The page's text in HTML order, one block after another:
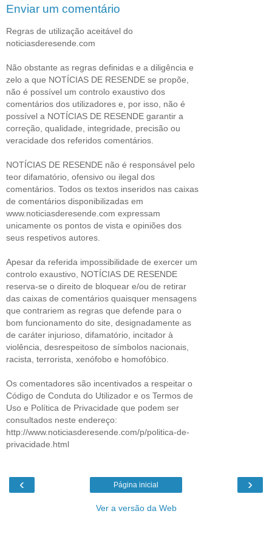
Enviar um comentário
Regras de utilização aceitável do
noticiasderesende.com
Não obstante as regras definidas e a diligência e
zelo a que NOTÍCIAS DE RESENDE se propõe,
não é possível um controlo exaustivo dos
comentários dos utilizadores e, por isso, não é
possível a NOTÍCIAS DE RESENDE garantir a
correção, qualidade, integridade, precisão ou
veracidade dos referidos comentários.
NOTÍCIAS DE RESENDE não é responsável pelo
teor difamatório, ofensivo ou ilegal dos
comentários. Todos os textos inseridos nas caixas
de comentários disponibilizadas em
www.noticiasderesende.com expressam
unicamente os pontos de vista e opiniões dos
seus respetivos autores.
Apesar da referida impossibilidade de exercer um
controlo exaustivo, NOTÍCIAS DE RESENDE
reserva-se o direito de bloquear e/ou de retirar
das caixas de comentários quaisquer mensagens
que contrariem as regras que defende para o
bom funcionamento do site, designadamente as
de caráter injurioso, difamatório, incitador à
violência, desrespeitoso de símbolos nacionais,
racista, terrorista, xenófobo e homofóbico.
Os comentadores são incentivados a respeitar o
Código de Conduta do Utilizador e os Termos de
Uso e Política de Privacidade que podem ser
consultados neste endereço:
http://www.noticiasderesende.com/p/politica-de-
privacidade.html
‹ ›
Página inicial
Ver a versão da Web